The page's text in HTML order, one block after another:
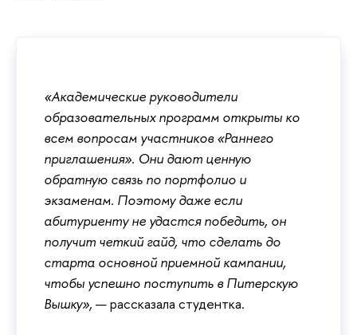
«Академические руководители
образовательных программ открыты ко
всем вопросам участников «Раннего
приглашения». Они дают ценную
обратную связь по портфолио и
экзаменам. Поэтому даже если
абитуриенту не удастся победить, он
получит четкий гайд, что сделать до
старта основной приемной кампании,
чтобы успешно поступить в Питерскую
Вышку»,— рассказала студентка.